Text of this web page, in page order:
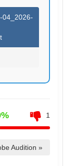
04_2026-
1
Audition »